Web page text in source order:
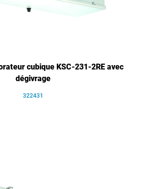
cubique KSC-231-2RE avec
dégivrage
322431